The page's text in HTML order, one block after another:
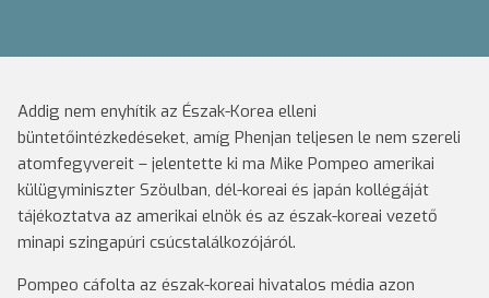
Addig nem enyhítik az Észak-Korea elleni
büntetőintézkedéseket, amíg Phenjan teljesen le nem szereli
atomfegyvereit – jelentette ki ma Mike Pompeo amerikai
külügyminiszter Szöulban, dél-koreai és japán kollégáját
tájékoztatva az amerikai elnök és az észak-koreai vezető
minapi szingapúri csúcstalálkozójáról.
Pompeo cáfolta az észak-koreai hivatalos média azon